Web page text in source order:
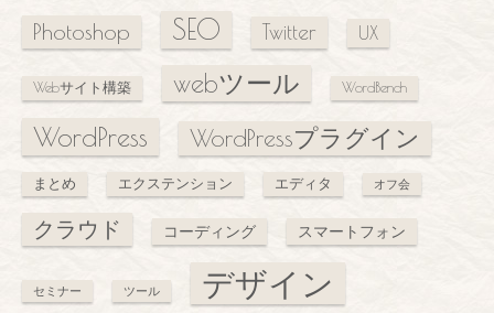
Photoshop SEO Twitter UX
Webサイト構築 webツール WordBench
WordPress WordPressプラグイン
まとめ エクステンション エディタ オフ会
クラウド コーディング スマートフォン
セミナー ツール デザイン